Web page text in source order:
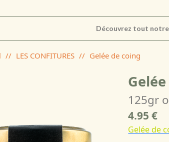
Découvrez tout
// LES CONFITURES // Gelée de coing
125gr
4.95 €
Gelée de